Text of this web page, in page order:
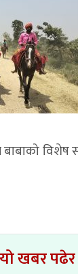
बाबाको
यो खबर